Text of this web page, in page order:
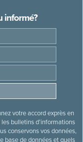
informé?
votre accord exprès en
bulletins d’informations
conservons vos données,
base de données et quels